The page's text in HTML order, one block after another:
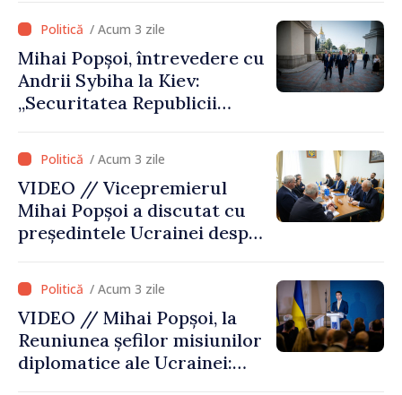
cultural al Ucrainei
/ Acum 3 zile
Mihai Popșoi, întrevedere cu
Andrii Sybiha la Kiev:
„Securitatea Republicii
de securitatea Ucrainei”
/ Acum 3 zile
VIDEO // Vicepremierul
Mihai Popșoi a discutat cu
președintele Ucrainei despre
hidrologice din bazinul
râului Nistru și proiecte
comune în infrastructură și
energie
/ Acum 3 zile
VIDEO // Mihai Popșoi, la
Reuniunea șefilor misiunilor
diplomatice ale Ucrainei: